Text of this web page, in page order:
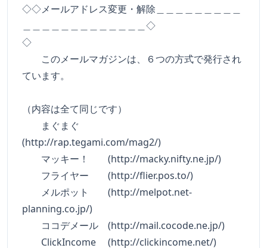
◇◇メールアドレス変更・解除＿＿＿＿＿＿＿＿＿
＿＿＿＿＿＿＿＿＿＿＿＿＿◇
◇
このメールマガジンは、６つの方式で発行され
ています。
（内容は全て同じです）
まぐまぐ
(http://rap.tegami.com/mag2/)
マッキー！ (http://macky.nifty.ne.jp/)
フライヤー (http://flier.pos.to/)
メルポット (http://melpot.net-
planning.co.jp/)
ココデメール (http://mail.cocode.ne.jp/)
ClickIncome (http://clickincome.net/)